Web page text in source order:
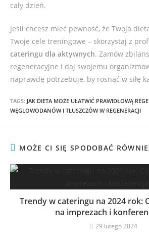
cały dzień.
Jeśli chcesz mieć pewność, że Twoja
Twoje cele treningowe – skorzystaj z
cateringu dla aktywnych. Zamów
regeneracyjne i daj swojemu
naprawdę potrzebuje, by rosnąć w siłę
TAGS: JAK DIETA MOŻE UŁATWIĆ PRAWIDŁOWĄ
WĘGLOWODANÓW I TŁUSZCZÓW W REGENERACJI
MOŻE CI SIĘ SPODOBAĆ
Trendy w cateringu na 2024 rok:
na imprezach i
29 lutego 2024